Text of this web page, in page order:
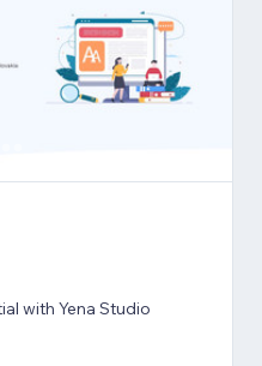
with Yena Studio